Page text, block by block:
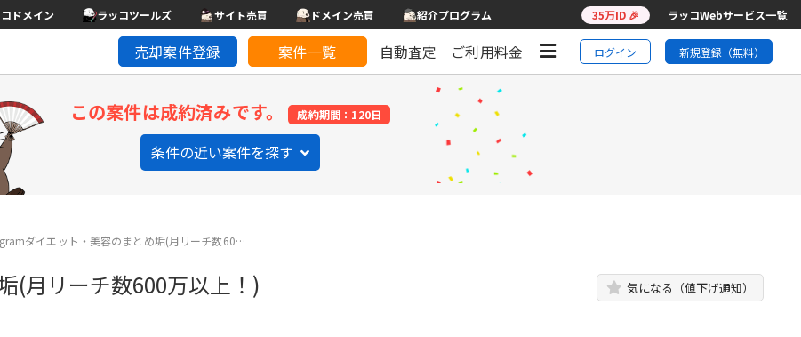
ドメイン ラッコツールズ サイト売買 ドメイン売買 紹介プログラム 35万ID 🎉 ラッコWebサービス一覧
売却案件登録 案件一覧 自動査定 ご利用料金 ログイン 新規登録（無料）
この案件は成約済みです。 成約期間：120日
条件の近い案件を探す
ダイエット・美容のまとめ垢(月リーチ数60…
(月リーチ数600万以上！) 気になる（値下げ通知）